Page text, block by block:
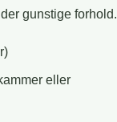
gunstige forhold.
eller